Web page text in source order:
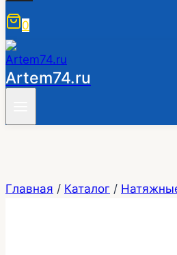
0
Artem74.ru
Главная / Каталог /